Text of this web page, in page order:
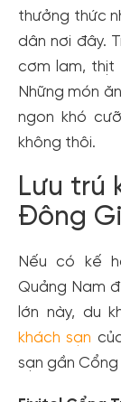
thưởng thức
dân nơi đây.
cơm lam, thịt
Những món
ngon khó
không thôi.
Lưu trú
Đông
Nếu có kế
Quảng Nam
lớn này, du
khách sạn
sạn gần Cổng